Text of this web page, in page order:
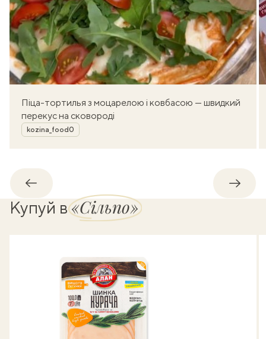
Піца-тортилья з моцарелою і ковбасою — швидкий
перекус на сковороді
Автор
kozina_food0
Назад
Купуй в«Сільпо»